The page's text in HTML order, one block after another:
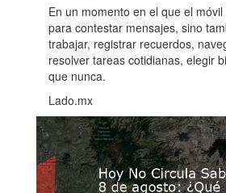
En un momento en el que el
para contestar mensajes, sino
trabajar, registrar recuerdos,
resolver tareas cotidianas, elegir
que nunca.
Lado.mx